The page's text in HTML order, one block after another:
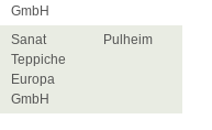
GmbH
Sanat
Teppiche
Europa
GmbH
Pulheim